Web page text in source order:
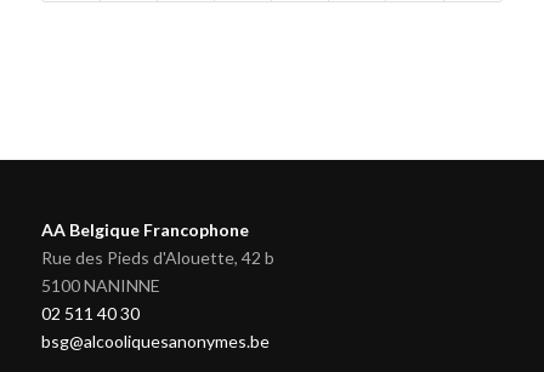
AA Belgique Francophone
Rue des Pieds d'Alouette, 42 b
5100 NANINNE
02 511 40 30
bsg@alcooliquesanonymes.be